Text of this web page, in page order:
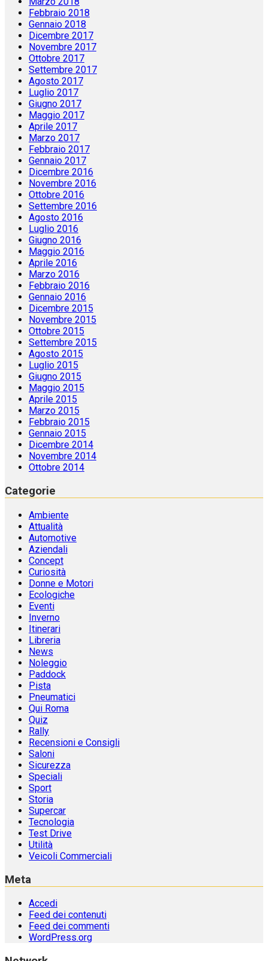
Febbraio 2018
Gennaio 2018
Dicembre 2017
Novembre 2017
Ottobre 2017
Settembre 2017
Agosto 2017
Luglio 2017
Giugno 2017
Maggio 2017
Aprile 2017
Marzo 2017
Febbraio 2017
Gennaio 2017
Dicembre 2016
Novembre 2016
Ottobre 2016
Settembre 2016
Agosto 2016
Luglio 2016
Giugno 2016
Maggio 2016
Aprile 2016
Marzo 2016
Febbraio 2016
Gennaio 2016
Dicembre 2015
Novembre 2015
Ottobre 2015
Settembre 2015
Agosto 2015
Luglio 2015
Giugno 2015
Maggio 2015
Aprile 2015
Marzo 2015
Febbraio 2015
Gennaio 2015
Dicembre 2014
Novembre 2014
Ottobre 2014
Categorie
Ambiente
Attualità
Automotive
Aziendali
Concept
Curiosità
Donne e Motori
Ecologiche
Eventi
Inverno
Itinerari
Libreria
News
Noleggio
Paddock
Pista
Pneumatici
Qui Roma
Quiz
Rally
Recensioni e Consigli
Saloni
Sicurezza
Speciali
Sport
Storia
Supercar
Tecnologia
Test Drive
Utilità
Veicoli Commerciali
Meta
Accedi
Feed dei contenuti
Feed dei commenti
WordPress.org